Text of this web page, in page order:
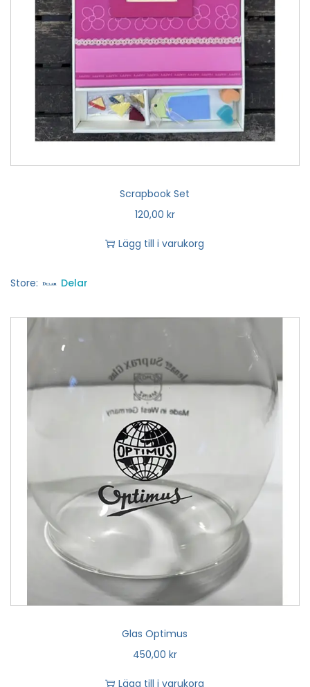
Scrapbook Set
120,00 kr
Lägg till i varukorg
Store: Delar
Glas Optimus
450,00 kr
Lägg till i varukorg